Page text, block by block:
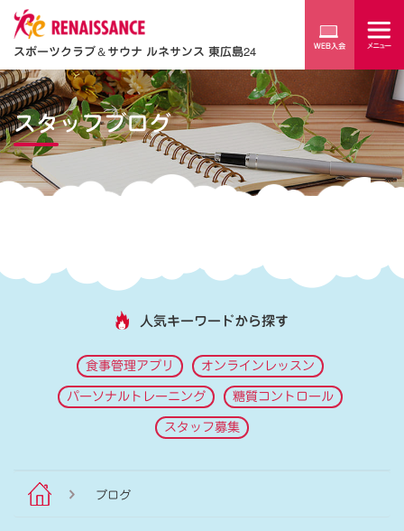
スポーツクラブ＆サウナ ルネサンス 東広島24
スタッフブログ
人気キーワードから探す
食事管理アプリ オンラインレッスン
パーソナルトレーニング 糖質コントロール
スタッフ募集
ブログ